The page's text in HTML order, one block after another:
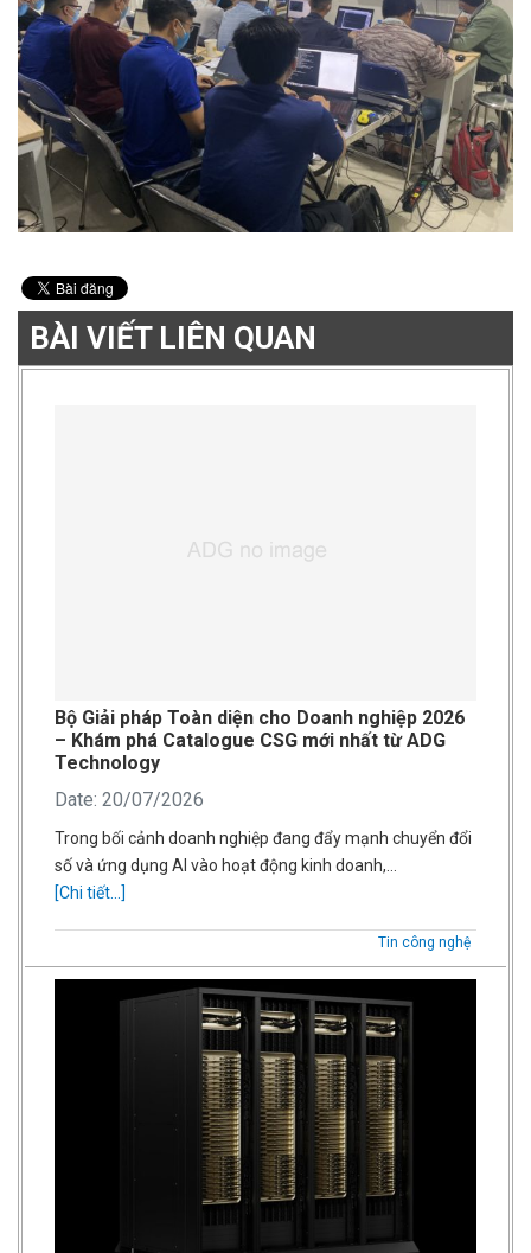
BÀI VIẾT LIÊN QUAN
Bộ Giải pháp Toàn diện cho Doanh nghiệp 2026
– Khám phá Catalogue CSG mới nhất từ ADG
Technology
Date: 20/07/2026
Trong bối cảnh doanh nghiệp đang đẩy mạnh chuyển đổi
số và ứng dụng AI vào hoạt động kinh doanh,…
[Chi tiết...]
Tin công nghệ